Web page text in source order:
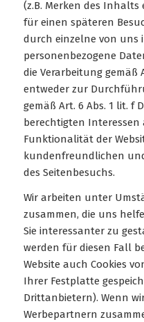
(z.B. Merken des
für einen späteren
durch einzelne von uns
personenbezogene
die Verarbeitung gemäß
entweder zur
gemäß Art. 6 Abs. 1 lit. f
berechtigten Interessen
Funktionalität der
kundenfreundlichen
des Seitenbesuchs.
Wir arbeiten unter
zusammen, die uns
Sie interessanter zu
werden für diesen Fall
Website auch Cookies
Ihrer Festplatte
Drittanbietern). Wenn
Werbepartnern